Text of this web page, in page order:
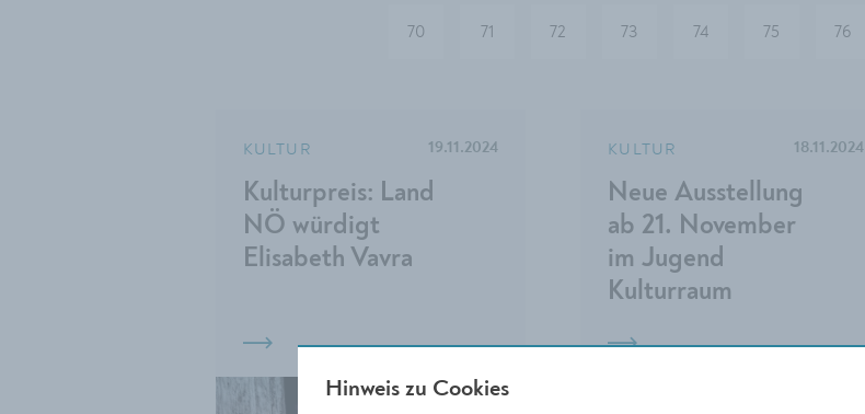
70 71 72 73 74 75 76
KULTUR
Kulturpreis: Land
NÖ würdigt
Elisabeth Vavra
19.11.2024 KULTUR
Neue Ausstellung
ab 21. November
im Jugend
Kulturraum
18.11.2024
Hinweis zu Cookies